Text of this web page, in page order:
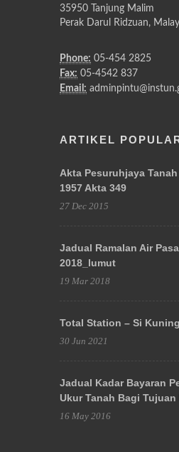
35950 Tanjung Malim
Perak Darul Ridzuan,
Phone: 05-454 2825
Fax: 05-4542 837
Email:
ARTIKEL
Akta Pesuruhjaya
1957 Akta 349
27 Dec 2015
Jadual Ramalan Air
2018_lumut
19 Mar 2018
Total Station – Si
30 Jun 2021
Jadual Kadar Bayaran
Ukur Tanah Bagi
16 May 2016